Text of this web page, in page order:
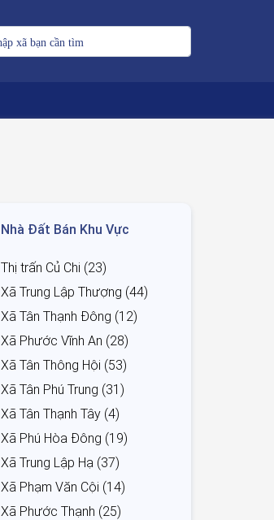
Nhà Đất Bán Khu Vực
Thị trấn Củ Chi (23)
Xã Trung Lập Thượng (44)
Xã Tân Thạnh Đông (12)
Xã Phước Vĩnh An (28)
Xã Tân Thông Hội (53)
Xã Tân Phú Trung (31)
Xã Tân Thạnh Tây (4)
Xã Phú Hòa Đông (19)
Xã Trung Lập Hạ (37)
Xã Phạm Văn Cội (14)
Xã Phước Thạnh (25)